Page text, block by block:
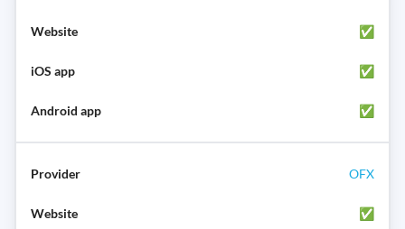
✅
✅
✅
OFX
✅